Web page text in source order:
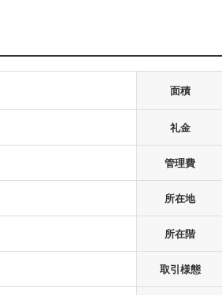
面積
礼金
管理費
所在地
所在階
取引様態